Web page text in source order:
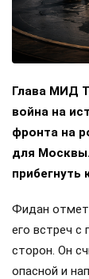
Глава МИД
война на
фронта на
для
прибегнуть
Фидан
его встреч с
сторон. Он
опасной и